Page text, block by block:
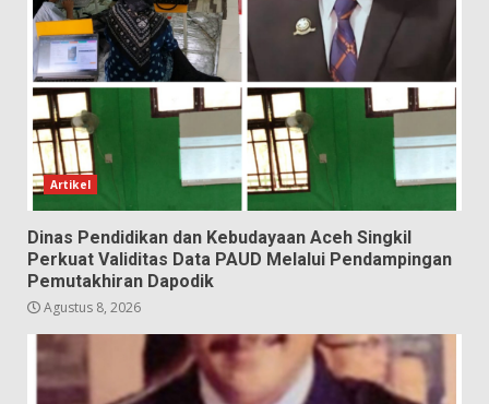
Artikel
Dinas Pendidikan dan Kebudayaan Aceh Singkil
Perkuat Validitas Data PAUD Melalui Pendampingan
Pemutakhiran Dapodik
Agustus 8, 2026